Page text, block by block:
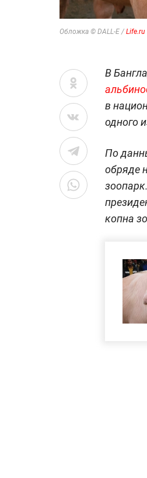
Обложка © DALL-E / Life.ru
В
в
одного
По
обряде
копна